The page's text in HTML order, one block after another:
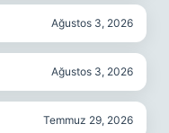
Ağustos 3, 2026
Ağustos 3, 2026
Temmuz 29, 2026